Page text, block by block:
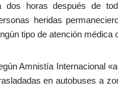
dos horas después de
heridas
tipo de atención médica
Amnistía Internacional
en autobuses a